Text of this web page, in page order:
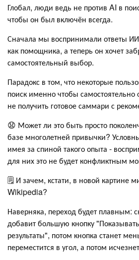
Глобал, люди ведь не против AI в
чтобы он был включён всегда.
Сначала мы воспринимали ответы ИИ
как помощника, а теперь он хочет
самостоятельный выбор.
Парадокс в том, что некоторые
поиск именно чтобы самостоятельно
не получить готовое саммари с
😧 Может ли это быть просто
базе многолетней привычки?
имея за спиной такого опыта -
для них это не будет конфликтным
🗒 И зачем, кстати, в новой картине
Wikipedia?
Наверняка, переход будет плавным:
добавит большую кнопку
результаты", потом кнопка станет
переместится в угол, а потом